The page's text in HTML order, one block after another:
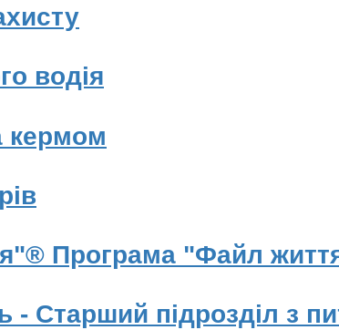
водія
кермом
Програма "Файл
- Старший підрозділ з